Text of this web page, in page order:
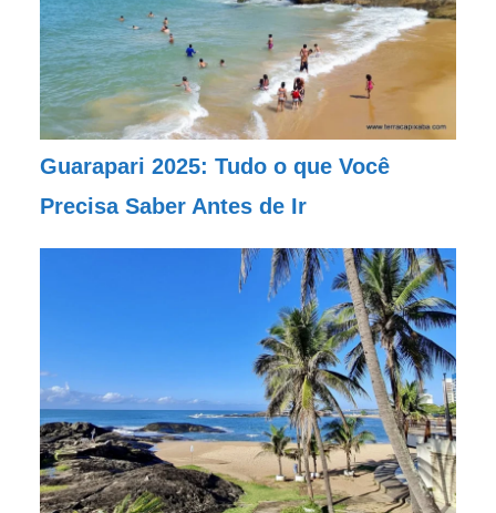
Guarapari 2025: Tudo o que Você
Precisa Saber Antes de Ir